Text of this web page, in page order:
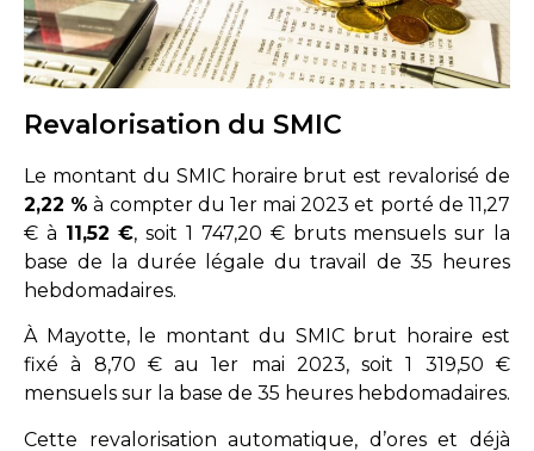
Revalorisation du SMIC
Le montant du SMIC horaire brut est revalorisé de
2,22 % à compter du 1er mai 2023 et porté de 11,27
€ à 11,52 €, soit 1 747,20 € bruts mensuels sur la
base de la durée légale du travail de 35 heures
hebdomadaires.
À Mayotte, le montant du SMIC brut horaire est
fixé à 8,70 € au 1er mai 2023, soit 1 319,50 €
mensuels sur la base de 35 heures hebdomadaires.
Cette revalorisation automatique, d’ores et déjà